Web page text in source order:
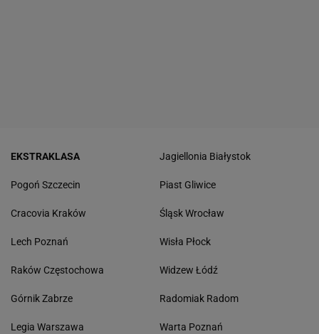
EKSTRAKLASA
Pogoń Szczecin
Cracovia Kraków
Lech Poznań
Raków Częstochowa
Górnik Zabrze
Legia Warszawa
Jagiellonia Białystok
Piast Gliwice
Śląsk Wrocław
Wisła Płock
Widzew Łódź
Radomiak Radom
Warta Poznań